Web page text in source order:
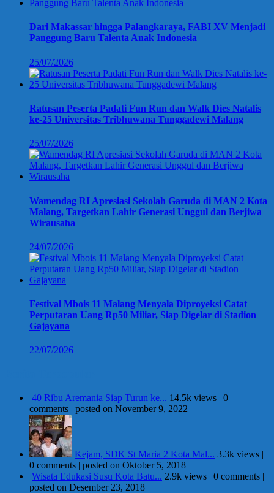
Dari Makassar hingga Palangkaraya, FABI XV Menjadi
Panggung Baru Talenta Anak Indonesia
25/07/2026
Ratusan Peserta Padati Fun Run dan Walk Dies Natalis
ke-25 Universitas Tribhuwana Tunggadewi Malang
25/07/2026
Wamendag RI Apresiasi Sekolah Garuda di MAN 2 Kota
Malang, Targetkan Lahir Generasi Unggul dan Berjiwa
Wirausaha
24/07/2026
Festival Mbois 11 Malang Menyala Diproyeksi Catat
Perputaran Uang Rp50 Miliar, Siap Digelar di Stadion
Gajayana
22/07/2026
40 Ribu Aremania Siap Turun ke... 14.5k views | 0
comments | posted on November 9, 2022
Kejam, SDK St Maria 2 Kota Mal... 3.3k views |
0 comments | posted on Oktober 5, 2018
Wisata Edukasi Susu Kota Batu... 2.9k views | 0 comments |
posted on Desember 23, 2018